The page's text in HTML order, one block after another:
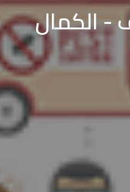
- الكمال